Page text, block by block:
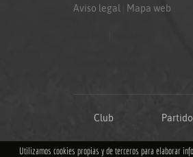
Aviso legal Mapa web
Club
Utilizamos cookies propias y de terceros para elaborar